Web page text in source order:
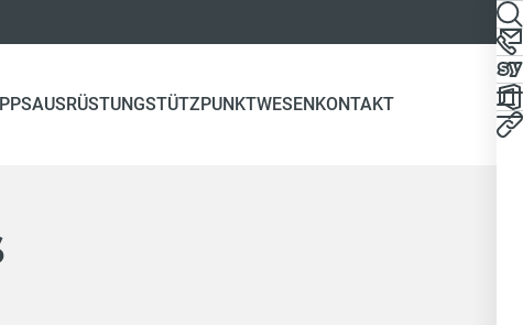
AUSRÜSTUNGSTÜTZPUNKTWESENKONTAKT